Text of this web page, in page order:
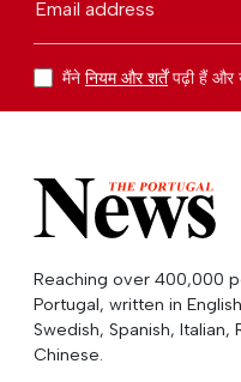
Email address
मैंने नियम और शर्तेंपढ़ी हैं और
Reaching over 400,000
Portugal, written in
Swedish, Spanish, Italian,
Chinese.